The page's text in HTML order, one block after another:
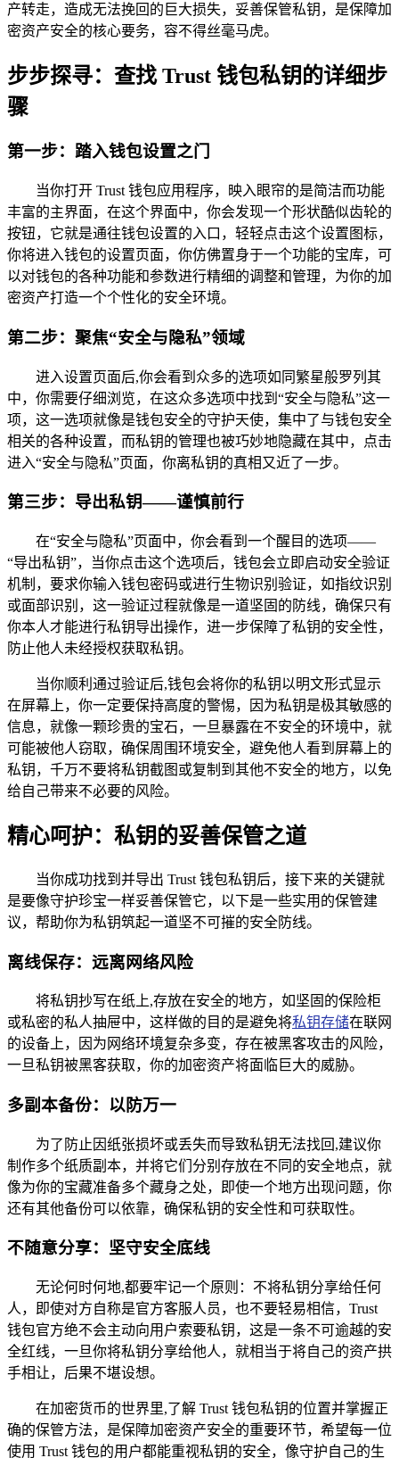
产转走，造成无法挽回的巨大损失，妥善保管私钥，是保障加
密资产安全的核心要务，容不得丝毫马虎。
步步探寻：查找 Trust 钱包私钥的详细步
骤
第一步：踏入钱包设置之门
当你打开 Trust 钱包应用程序，映入眼帘的是简洁而功能
丰富的主界面，在这个界面中，你会发现一个形状酷似齿轮的
按钮，它就是通往钱包设置的入口，轻轻点击这个设置图标，
你将进入钱包的设置页面，你仿佛置身于一个功能的宝库，可
以对钱包的各种功能和参数进行精细的调整和管理，为你的加
密资产打造一个个性化的安全环境。
第二步：聚焦“安全与隐私”领域
进入设置页面后,你会看到众多的选项如同繁星般罗列其
中，你需要仔细浏览，在这众多选项中找到“安全与隐私”这一
项，这一选项就像是钱包安全的守护天使，集中了与钱包安全
相关的各种设置，而私钥的管理也被巧妙地隐藏在其中，点击
进入“安全与隐私”页面，你离私钥的真相又近了一步。
第三步：导出私钥——谨慎前行
在“安全与隐私”页面中，你会看到一个醒目的选项——
“导出私钥”，当你点击这个选项后，钱包会立即启动安全验证
机制，要求你输入钱包密码或进行生物识别验证，如指纹识别
或面部识别，这一验证过程就像是一道坚固的防线，确保只有
你本人才能进行私钥导出操作，进一步保障了私钥的安全性，
防止他人未经授权获取私钥。
当你顺利通过验证后,钱包会将你的私钥以明文形式显示
在屏幕上，你一定要保持高度的警惕，因为私钥是极其敏感的
信息，就像一颗珍贵的宝石，一旦暴露在不安全的环境中，就
可能被他人窃取，确保周围环境安全，避免他人看到屏幕上的
私钥，千万不要将私钥截图或复制到其他不安全的地方，以免
给自己带来不必要的风险。
精心呵护：私钥的妥善保管之道
当你成功找到并导出 Trust 钱包私钥后，接下来的关键就
是要像守护珍宝一样妥善保管它，以下是一些实用的保管建
议，帮助你为私钥筑起一道坚不可摧的安全防线。
离线保存：远离网络风险
将私钥抄写在纸上,存放在安全的地方，如坚固的保险柜
或私密的私人抽屉中，这样做的目的是避免将私钥存储在联网
的设备上，因为网络环境复杂多变，存在被黑客攻击的风险，
一旦私钥被黑客获取，你的加密资产将面临巨大的威胁。
多副本备份：以防万一
为了防止因纸张损坏或丢失而导致私钥无法找回,建议你
制作多个纸质副本，并将它们分别存放在不同的安全地点，就
像为你的宝藏准备多个藏身之处，即使一个地方出现问题，你
还有其他备份可以依靠，确保私钥的安全性和可获取性。
不随意分享：坚守安全底线
无论何时何地,都要牢记一个原则：不将私钥分享给任何
人，即使对方自称是官方客服人员，也不要轻易相信，Trust
钱包官方绝不会主动向用户索要私钥，这是一条不可逾越的安
全红线，一旦你将私钥分享给他人，就相当于将自己的资产拱
手相让，后果不堪设想。
在加密货币的世界里,了解 Trust 钱包私钥的位置并掌握正
确的保管方法，是保障加密资产安全的重要环节，希望每一位
使用 Trust 钱包的用户都能重视私钥的安全，像守护自己的生